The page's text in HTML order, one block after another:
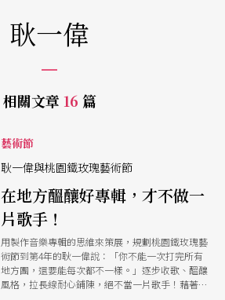
耿一偉
相關文章 16 篇
藝術節
耿一偉與桃園鐵玫瑰藝術節
在地方醞釀好專輯，才不做一
片歌手！
用製作音樂專輯的思維來策展，規劃桃園鐵玫瑰藝
術節到第4年的耿一偉說：「你不能一次打完所有
地方團，還要能每次都不一樣。」逐步收歌、醞釀
風格，拉長線耐心鋪陳，絕不當一片歌手！藉著作